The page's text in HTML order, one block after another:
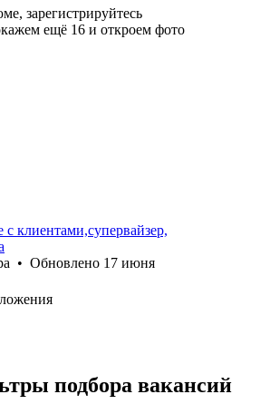
зарегистрируйтесь
ещё 16 и откроем фото
клиентами,супервайзер,
• Обновлено 17 июня
подбора вакансий